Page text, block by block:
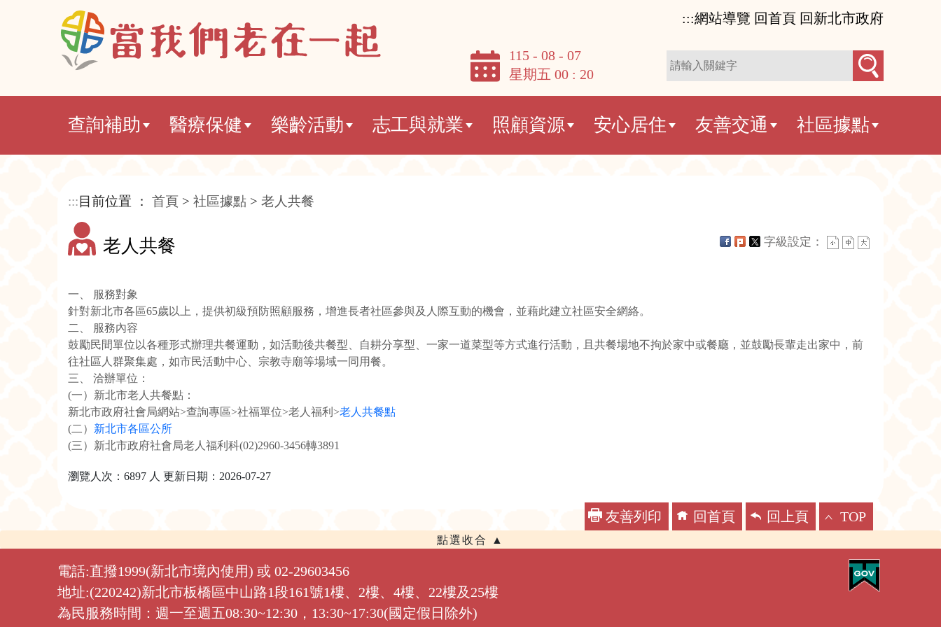
:::網站導覽 回首頁 回新北市政府
115 - 08 - 07
星期五 00 : 20
查詢補助 醫療保健 樂齡活動 志工與就業 照顧資源 安心居住 友善交通 社區據點
::: 目前位置 ： 首頁 > 社區據點 > 老人共餐
老人共餐 字級設定：
一、 服務對象
針對新北市各區65歲以上，提供初級預防照顧服務，增進長者社區參與及人際互動的機會，並藉此建立社區安全網絡。
二、 服務內容
鼓勵民間單位以各種形式辦理共餐運動，如活動後共餐型、自耕分享型、一家一道菜型等方式進行活動，且共餐場地不拘於家中或餐廳，並鼓勵長輩走出家中，前
往社區人群聚集處，如市民活動中心、宗教寺廟等場域一同用餐。
三、 洽辦單位：
(一）新北市老人共餐點：
新北市政府社會局網站>查詢專區>社福單位>老人福利>老人共餐點
(二） 新北市各區公所
(三）新北市政府社會局老人福利科(02)2960-3456轉3891
瀏覽人次：6897 人 更新日期：2026-07-27
友善列印 回首頁 回上頁 TOP
電話:直撥1999(新北市境內使用) 或 02-29603456
地址:(220242)新北市板橋區中山路1段161號1樓、2樓、4樓、22樓及25樓
為民服務時間：週一至週五08:30~12:30，13:30~17:30(國定假日除外)